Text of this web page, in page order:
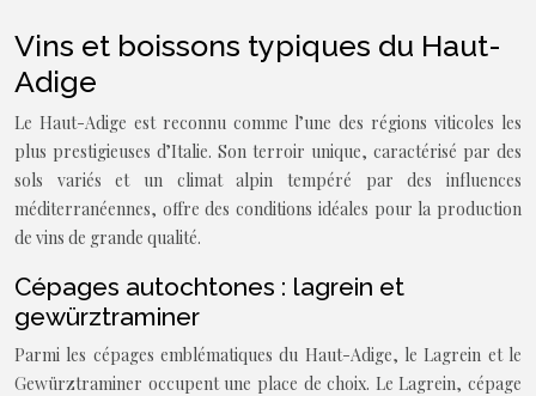
Vins et boissons typiques du Haut-
Adige
Le Haut-Adige est reconnu comme l’une des régions viticoles les
plus prestigieuses d’Italie. Son terroir unique, caractérisé par des
sols variés et un climat alpin tempéré par des influences
méditerranéennes, offre des conditions idéales pour la production
de vins de grande qualité.
Cépages autochtones : lagrein et
gewürztraminer
Parmi les cépages emblématiques du Haut-Adige, le Lagrein et le
Gewürztraminer occupent une place de choix. Le Lagrein, cépage